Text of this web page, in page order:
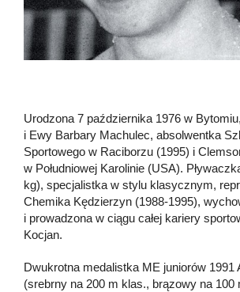
Urodzona 7 października 1976 w
i Ewy Barbary Machulec, absolwentka
Sportowego w Raciborzu (1995) i
w Południowej Karolinie (USA).
kg), specjalistka w stylu klasycznym,
Chemika Kędzierzyn (1988-1995),
i prowadzona w ciągu całej kariery
Kocjan.
Dwukrotna medalistka ME juniorów 1991
(srebrny na 200 m klas., brązowy na 100